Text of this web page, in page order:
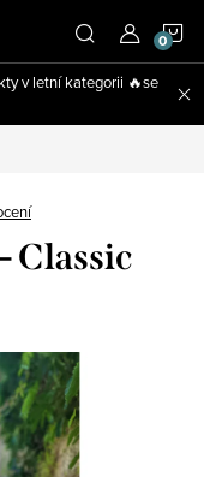
v letní kategorii 🔥se
Classic